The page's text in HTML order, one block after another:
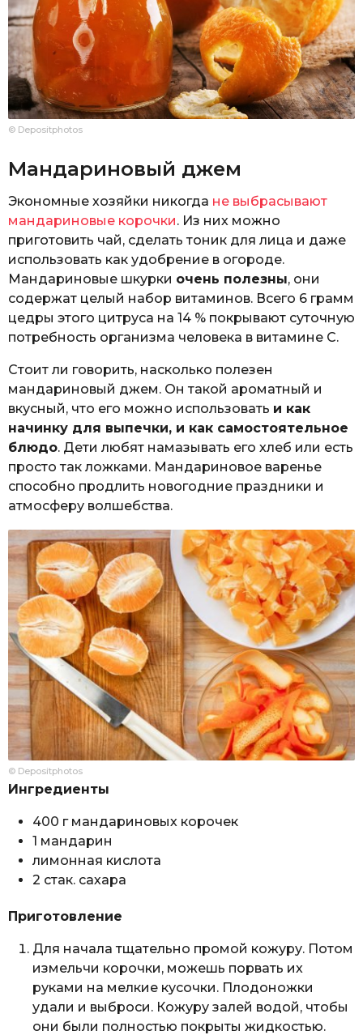
© Depositphotos
Мандариновый джем
Экономные хозяйки никогда не выбрасывают
мандариновые корочки. Из них можно
приготовить чай, сделать тоник для лица и даже
использовать как удобрение в огороде.
Мандариновые шкурки очень полезны, они
содержат целый набор витаминов. Всего 6 грамм
цедры этого цитруса на 14 % покрывают суточную
потребность организма человека в витамине С.
Стоит ли говорить, насколько полезен
мандариновый джем. Он такой ароматный и
вкусный, что его можно использовать и как
начинку для выпечки, и как самостоятельное
блюдо. Дети любят намазывать его хлеб или есть
просто так ложками. Мандариновое варенье
способно продлить новогодние праздники и
атмосферу волшебства.
© Depositphotos
Ингредиенты
400 г мандариновых корочек
1 мандарин
лимонная кислота
2 стак. сахара
Приготовление
Для начала тщательно промой кожуру. Потом
измельчи корочки, можешь порвать их
руками на мелкие кусочки. Плодоножки
удали и выброси. Кожуру залей водой, чтобы
они были полностью покрыты жидкостью.